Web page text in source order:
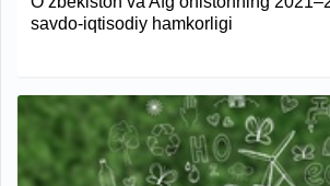
savdo-iqtisodiy hamkorligi